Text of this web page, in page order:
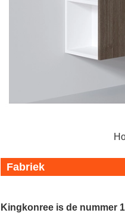
Fabriek
Kingkonree is de nummer